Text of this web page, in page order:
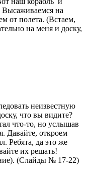
Высаживаемся на
от полета. (Встаем,
на меня и доску,
неизвестную
что вы видите?
что-то, но услышав
Давайте, откроем
Ребята, да это же
их решать!
(Слайды № 17-22)